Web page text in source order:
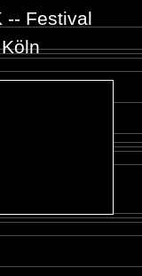
-- Festival